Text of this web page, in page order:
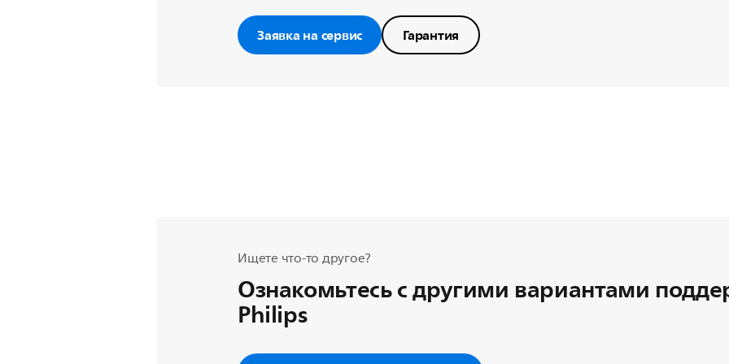
Заявка на сервис Гарантия
Ищете что-то другое?
Ознакомьтесь с другими вариантами
Philips